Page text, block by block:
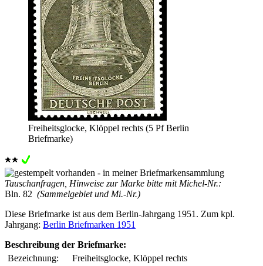
Freiheitsglocke, Klöppel rechts (5 Pf Berlin
Briefmarke)
Tauschanfragen, Hinweise zur Marke bitte mit Michel-Nr.:
Bln. 82 (Sammelgebiet und Mi.-Nr.)
Diese Briefmarke ist aus dem Berlin-Jahrgang 1951. Zum kpl.
Jahrgang: Berlin Briefmarken 1951
Beschreibung der Briefmarke:
Bezeichnung:
Freiheitsglocke, Klöppel rechts